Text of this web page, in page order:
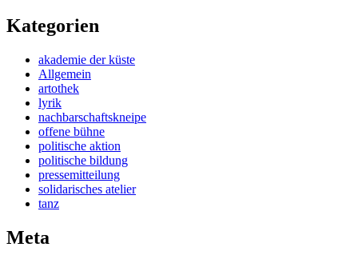
Kategorien
akademie der küste
Allgemein
artothek
lyrik
nachbarschaftskneipe
offene bühne
politische aktion
politische bildung
pressemitteilung
solidarisches atelier
tanz
Meta